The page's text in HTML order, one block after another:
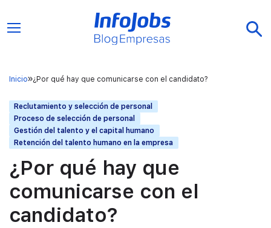
Inicio ¿Por qué hay que comunicarse con el candidato?
Reclutamiento y selección de personal
Proceso de selección de personal
Gestión del talento y el capital humano
Retención del talento humano en la empresa
¿Por qué hay que
comunicarse con el
candidato?